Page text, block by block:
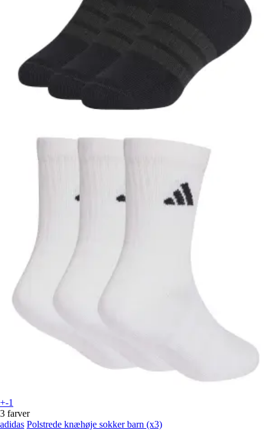
+-1
3 farver
adidas Polstrede knæhøje sokker barn (x3)